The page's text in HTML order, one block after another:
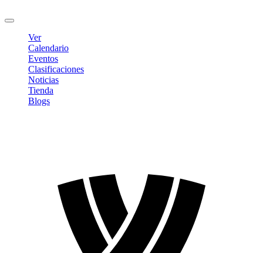
Ver
Calendario
Eventos
Clasificaciones
Noticias
Tienda
Blogs